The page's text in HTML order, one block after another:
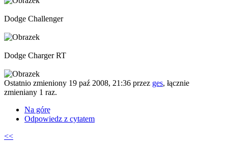
Dodge Challenger
Dodge Charger RT
Ostatnio zmieniony 19 paź 2008, 21:36 przez ges, łącznie
zmieniany 1 raz.
Na górę
Odpowiedz z cytatem
<<